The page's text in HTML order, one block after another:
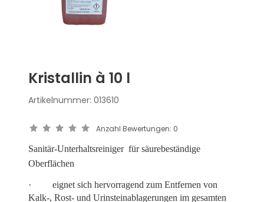
Kristallin à 10 l
Artikelnummer: 013610
Anzahl Bewertungen: 0
Sanitär-Unterhaltsreiniger für säurebeständige
Oberflächen
· eignet sich hervorragend zum Entfernen von
Kalk-, Rost- und Urinsteinablagerungen im gesamten